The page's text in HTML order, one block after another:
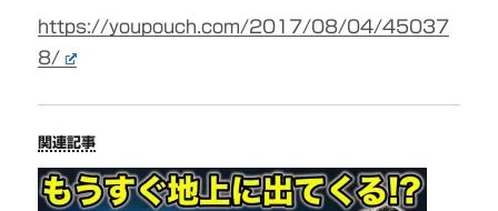
https://youpouch.com/2017/08/04/45037
8/
関連記事